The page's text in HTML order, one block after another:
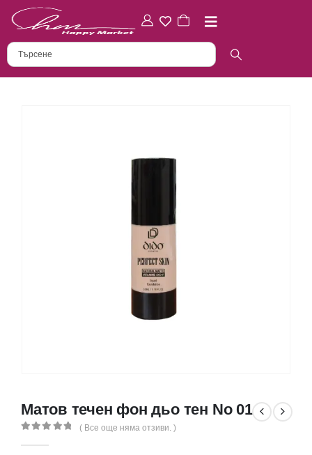
Матов течен фон дьо тен No 01
( Все още няма отзиви. )